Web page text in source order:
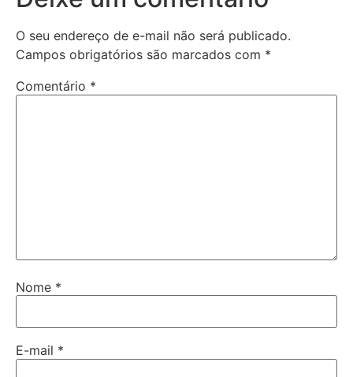
O seu endereço de e-mail não será publicado.
Campos obrigatórios são marcados com *
Comentário *
Nome *
E-mail *